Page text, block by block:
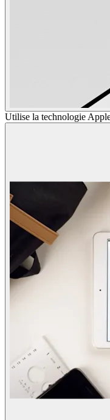
Utilise la technologie